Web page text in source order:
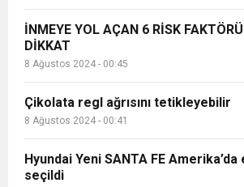
İNMEYE YOL AÇAN 6 RİSK
DİKKAT
8 Ağustos 2024 - 00:45
Çikolata regl ağrısını tetikleyebilir
8 Ağustos 2024 - 00:41
Hyundai Yeni SANTA FE Amerika’da
seçildi